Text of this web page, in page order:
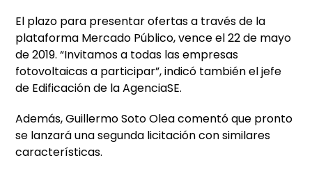
El plazo para presentar ofertas a través de la
plataforma Mercado Público, vence el 22 de mayo
de 2019. “Invitamos a todas las empresas
fotovoltaicas a participar”, indicó también el jefe
de Edificación de la AgenciaSE.
Además, Guillermo Soto Olea comentó que pronto
se lanzará una segunda licitación con similares
características.